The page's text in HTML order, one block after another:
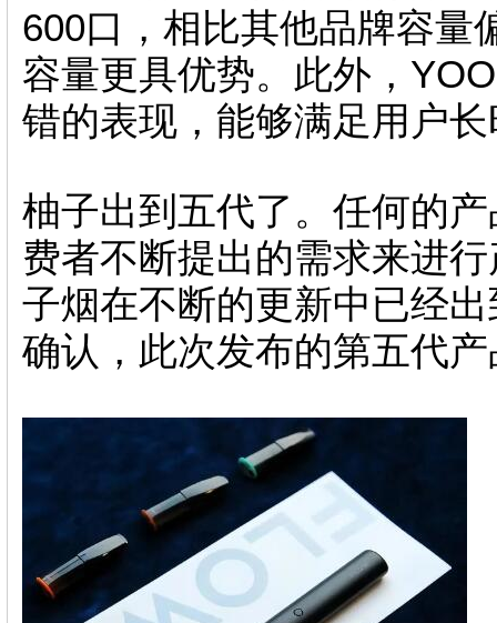
600口，相比其他品牌容量
容量更具优势。此外，
错的表现，能够满足用户
柚子出到五代了。任何的
费者不断提出的需求来进
子烟在不断的更新中已经
确认，此次发布的第五代